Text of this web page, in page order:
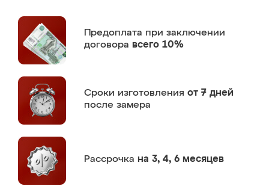
Предоплата при заключении
договора всего 10%
Сроки изготовления от 7 дней
после замера
Рассрочка на 3, 4, 6 месяцев